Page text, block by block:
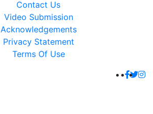
Contact Us
Video Submission
Acknowledgements
Privacy Statement
Terms Of Use